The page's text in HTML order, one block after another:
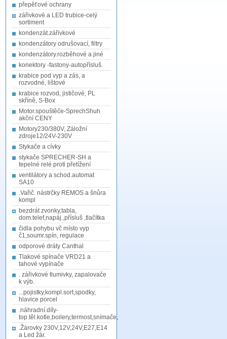
přepěťové ochrany
zářivkové a LED trubice-celý
sortiment
kondenzát.zářivkové
kondenzátory odrušovací, filtry
kondenzátory.rozběhové a jiné
konektory -fastony-autopřísluš.
krabice pod vyp a zás, a
rozvodné, lištové
krabice rozvod, jističové, PL
skříně, S-Box
Motor.spouštěče-SprechShuh
akční CENY
Motory230/380V, Záložní
zdroje12/24V-230V
Stykače a cívky
stykače SPRECHER-SH a
tepelné relé proti přetížení
ventilátory a schod.automat
SA10
.Vařič. nástrčky REMOS a šnůra
kompl
bezdrát zvonky,tabla,
dom.telef,napáj.,přísluš ,tlačítka
čidla pohybu vč místo vyp
č1,soumr.spín, regulace
odporové dráty Canthal
Tlakové spínače VRD21 a
tahové vypínače
. zářivkové tlumivky, zapalovače
k výb.
...pojistky,kompl.sort,spodky,
hlavice porcel
.náhradní.díly-
top.těl.kotle,boilery,termost,snímače,
.Žárovky 230V,12V,24V,E27,E14
a Led žár.